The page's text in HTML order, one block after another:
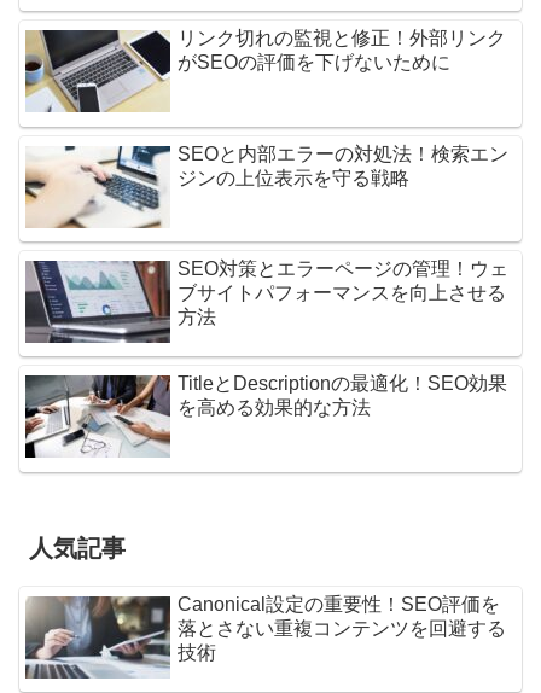
リンク切れの監視と修正！外部リンク
がSEOの評価を下げないために
SEOと内部エラーの対処法！検索エン
ジンの上位表示を守る戦略
SEO対策とエラーページの管理！ウェ
ブサイトパフォーマンスを向上させる
方法
TitleとDescriptionの最適化！SEO効果
を高める効果的な方法
人気記事
Canonical設定の重要性！SEO評価を
落とさない重複コンテンツを回避する
技術